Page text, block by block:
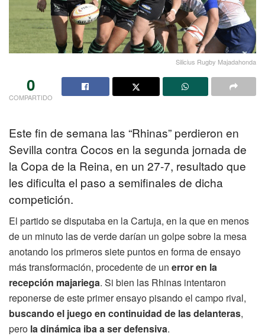
Silicius Rugby Majadahonda
0
COMPARTIDO
Este fin de semana las “Rhinas” perdieron en
Sevilla contra Cocos en la segunda jornada de
la Copa de la Reina, en un 27-7, resultado que
les dificulta el paso a semifinales de dicha
competición.
El partido se disputaba en la Cartuja, en la que en menos
de un minuto las de verde darían un golpe sobre la mesa
anotando los primeros siete puntos en forma de ensayo
más transformación, procedente de un error en la
recepción majariega. Si bien las Rhinas intentaron
reponerse de este primer ensayo pisando el campo rival,
buscando el juego en continuidad de las delanteras,
pero la dinámica iba a ser defensiva.